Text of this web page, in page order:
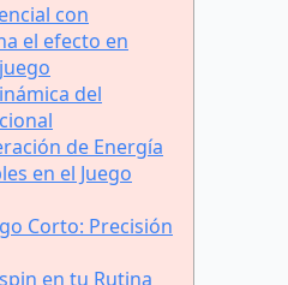
con
el efecto en
del
de Energía
en el Juego
Corto: Precisión
en tu Rutina